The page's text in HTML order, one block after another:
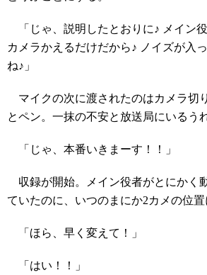
「じゃ、説明したとおりに♪ メイン
カメラかえるだけだから♪ ノイズが入
ね♪」
マイクの次に渡されたのはカメラ切
とペン。一抹の不安と放送局にいるう
「じゃ、本番いきまーす！！」
収録が開始。メイン役者がとにかく
ていたのに、いつのまにか2カメの位置
「ほら、早く変えて！」
「はい！！」